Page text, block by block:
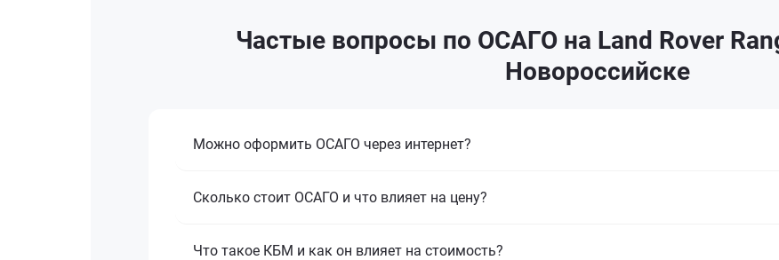
Частые вопросы по ОСАГО на Land Rover
Новороссийске
Можно оформить ОСАГО через интернет?
Сколько стоит ОСАГО и что влияет на цену?
Что такое КБМ и как он влияет на стоимость?